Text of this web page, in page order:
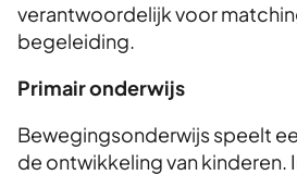
verantwoordelijk voor
begeleiding.
Primair onderwijs
Bewegingsonderwijs speelt
de ontwikkeling van kinderen.